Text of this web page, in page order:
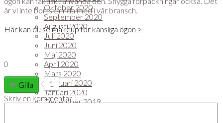
Oktober 2020
September 2020
Augusti 2020
Juli 2020
Juni 2020
Maj 2020
April 2020
Mars 2020
Februari 2020
Januari 2020
December 2019
är vi inte bortskämda med i vår bransch.
Här kan du se makeup för känsliga ögon >
0
1
Gilla
Skriv en kommentar